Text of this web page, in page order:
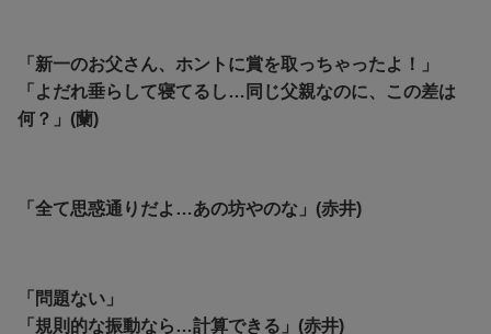
「新一のお父さん、ホントに賞を取っちゃったよ！」
「よだれ垂らして寝てるし…同じ父親なのに、この差は
何？」(蘭)
「全て思惑通りだよ…あの坊やのな」(赤井)
「問題ない」
「規則的な振動なら…計算できる」(赤井)